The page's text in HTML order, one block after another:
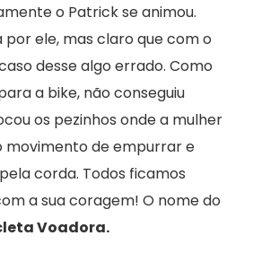
o Patrick se animou.
por ele, mas claro que com o
desse algo errado. Como
a bike, não conseguiu
os pezinhos onde a mulher
movimento de empurrar e
corda. Todos ficamos
a sua coragem! O nome do
Voadora.